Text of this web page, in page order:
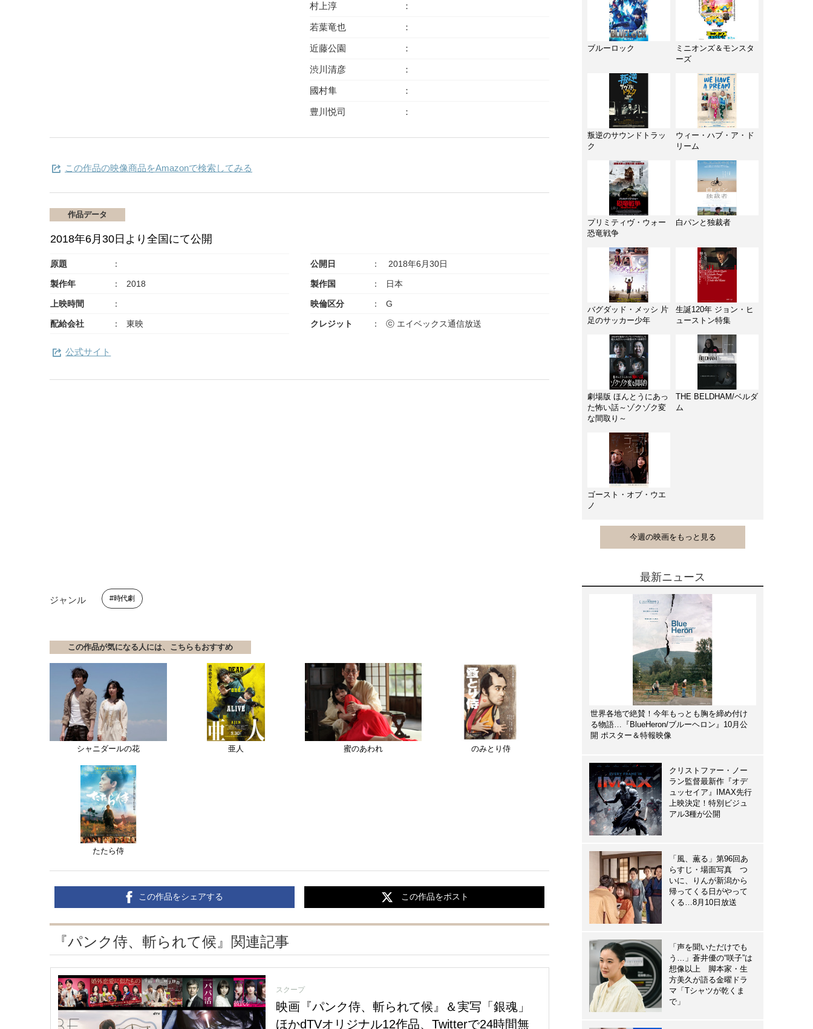
村上淳
若葉竜也
近藤公園
渋川清彦
國村隼
豊川悦司
この作品の映像商品をAmazonで検索してみる
作品データ
2018年6月30日より全国にて公開
原題 公開日 2018年6月30日
製作年 2018 製作国 日本
上映時間 映倫区分 G
配給会社 東映 クレジット ⓒ エイベックス通信放送
公式サイト
ジャンル 時代劇
この作品が気になる人には、こちらもおすすめ
シャニダールの花 亜人 蜜のあわれ のみとり侍
たたら侍
この作品をシェアする この作品をポスト
『パンク侍、斬られて候』関連記事
スクープ
映画『パンク侍、斬られて候』＆実写「銀魂」
ほかdTVオリジナル12作品、Twitterで24時間無
ブルーロック
ミニオンズ＆モンスタ
ーズ
叛逆のサウンドトラッ
ク
ウィー・ハブ・ア・ド
リーム
プリミティヴ・ウォー
恐竜戦争
白パンと独裁者
バグダッド・メッシ 片
足のサッカー少年
生誕120年 ジョン・ヒ
ューストン特集
劇場版 ほんとうにあっ
た怖い話～ゾクゾク変
な間取り～
THE BELDHAM/ベルダ
ム
ゴースト・オブ・ウエ
ノ
今週の映画をもっと見る
最新ニュース
世界各地で絶賛！今年もっとも胸を締め付け
る物語…『BlueHeron/ブルーヘロン』10月公
開 ポスター＆特報映像
クリストファー・ノー
ラン監督最新作『オデ
ュッセイア』IMAX先行
上映決定！特別ビジュ
アル3種が公開
「風、薫る」第96回あ
らすじ・場面写真 つ
いに、りんが新潟から
帰ってくる日がやって
くる…8月10日放送
「声を聞いただけでも
う…」蒼井優の“咲子”は
想像以上 脚本家・生
方美久が語る金曜ドラ
マ「Tシャツが乾くま
で」